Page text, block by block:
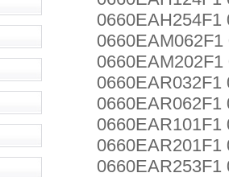
0660EAH254F1
0660EAR032F1
0660EAR062F1
0660EAR101F1
0660EAR201F1
0660EAR253F1